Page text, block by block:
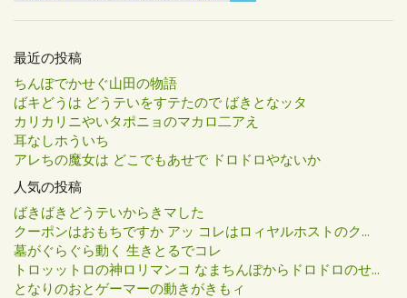
最近の投稿
ちんぽでかせぐ山田の物語
ばキどうは どうテいをすテたので ばきとなッタ
カリカリニやいタポニョのマカロ二アえ
耳なしホういち
アレちの魔女は どこでもあせで ドロドロやないか
人気の投稿
ばきばきどうテいからきマした
クーポンはおもちですか アッ コレはロィヤルホストのク...
墓がぐらぐら動く 生きとるでコレ
トロッットロの神ロリマンコ なまちんぽからドロドロのせ...
となりのおとゲーマーの動きがきもィ